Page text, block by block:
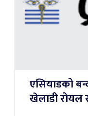
एसियाडको
खेलाडी रोयल